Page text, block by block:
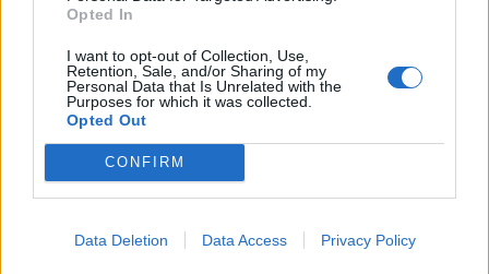
Opted In
I want to opt-out of Collection, Use,
Retention, Sale, and/or Sharing of my
Personal Data that Is Unrelated with the
Purposes for which it was collected.
Opted Out
CONFIRM
Data Deletion Data Access Privacy Policy
Beira Interior
Rio de Janeiro: Governo do Estado propõe parceria com a
FUNCEX para “reforçar inteligência sobre comércio
exterior”